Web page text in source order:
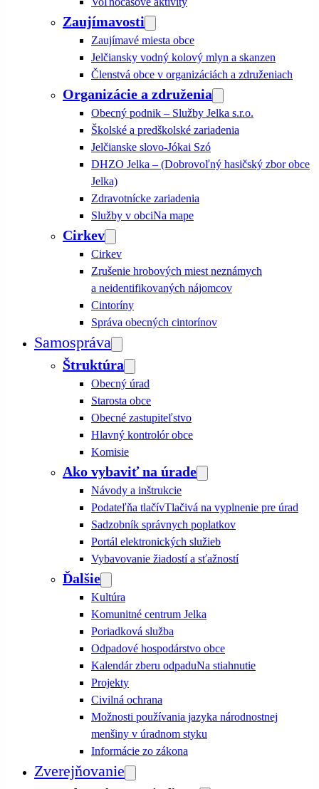
Zaujímavosti
Zaujímavé miesta obce
Jelčiansky vodný kolový mlyn a skanzen
Členstvá obce v organizáciách a združeniach
Organizácie a združenia
Obecný podnik – Služby Jelka s.r.o.
Školské a predškolské zariadenia
Jelčianske slovo-Jókai Szó
DHZO Jelka – (Dobrovoľný hasičský zbor obce
Jelka)
Zdravotnícke zariadenia
Služby v obciNa mape
Cirkev
Cirkev
Zrušenie hrobových miest neznámych
a neidentifikovaných nájomcov
Cintoríny
Správa obecných cintorínov
Samospráva
Štruktúra
Obecný úrad
Starosta obce
Obecné zastupiteľstvo
Hlavný kontrolór obce
Komisie
Ako vybaviť na úrade
Návody a inštrukcie
Podateľňa tlačívTlačivá na vyplnenie pre úrad
Sadzobník správnych poplatkov
Portál elektronických služieb
Vybavovanie žiadostí a sťažností
Ďalšie
Kultúra
Komunitné centrum Jelka
Poriadková služba
Odpadové hospodárstvo obce
Kalendár zberu odpaduNa stiahnutie
Projekty
Civilná ochrana
Možnosti používania jazyka národnostnej
menšiny v úradnom styku
Informácie zo zákona
Zverejňovanie